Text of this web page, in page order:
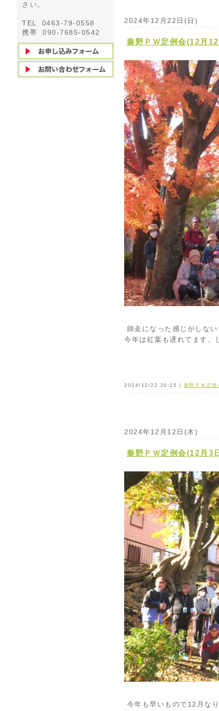
さい。
TEL 0463-79-0558
携帯 090-7685-0542
2024年12月22日(日)
秦野ＰＷ定例会(12月
師走になった感じがしな
今年は紅葉も遅れてます。
2024/12/22 20:15 | 秦野ＰＷ定例
2024年12月12日(木)
秦野ＰＷ定例会(12月3
今年も早いもので12月な